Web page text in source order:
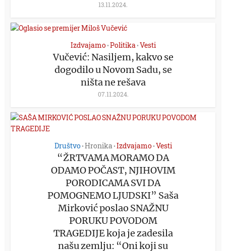
13.11.2024.
Izdvajamo •Politika •Vesti
Vučević: Nasiljem, kakvo se
dogodilo u Novom Sadu, se
ništa ne rešava
07.11.2024.
Društvo •Hronika •Izdvajamo •Vesti
“ŽRTVAMA MORAMO DA
ODAMO POČAST, NJIHOVIM
PORODICAMA SVI DA
POMOGNEMO LJUDSKI” Saša
Mirković poslao SNAŽNU
PORUKU POVODOM
TRAGEDIJE koja je zadesila
našu zemlju: “Oni koji su